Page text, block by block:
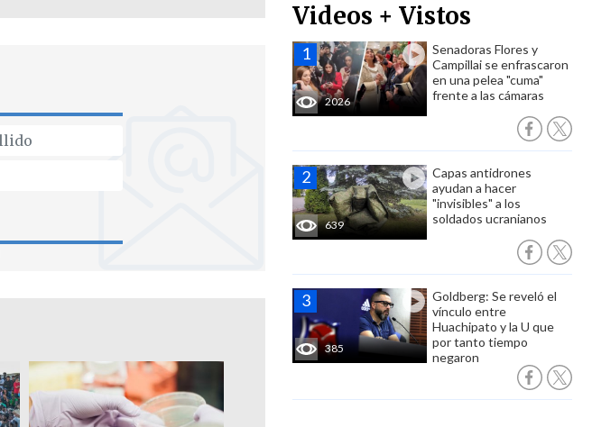
Videos + Vistos
2026
Senadoras Flores y
Campillai se enfrascaron
en una pelea "cuma"
frente a las cámaras
639
Capas antidrones
ayudan a hacer
"invisibles" a los
soldados ucranianos
385
Goldberg: Se reveló el
vínculo entre
Huachipato y la U que
por tanto tiempo
negaron